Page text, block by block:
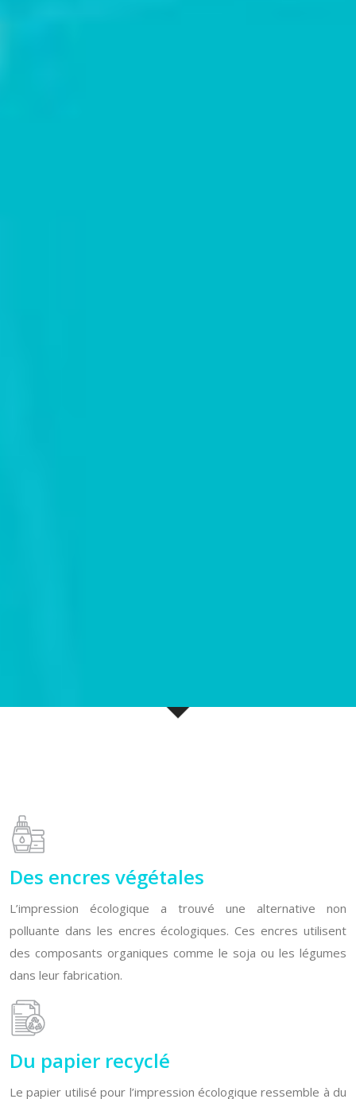
Des encres végétales
L’impression écologique a trouvé une alternative non
polluante dans les encres écologiques. Ces encres utilisent
des composants organiques comme le soja ou les légumes
dans leur fabrication.
Du papier recyclé
Le papier utilisé pour l’impression écologique ressemble à du